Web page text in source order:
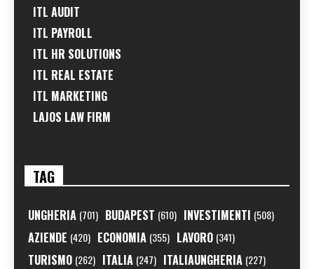
ITL AUDIT
ITL PAYROLL
ITL HR SOLUTIONS
ITL REAL ESTATE
ITL MARKETING
LAJOS LAW FIRM
TAG
UNGHERIA (701) BUDAPEST (610) INVESTIMENTI (508)
AZIENDE (420) ECONOMIA (355) LAVORO (341)
TURISMO (262) ITALIA (247) ITALIAUNGHERIA (227)